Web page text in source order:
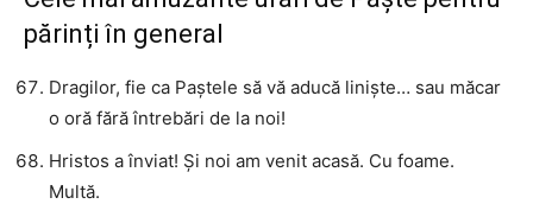
părinți în general
Dragilor, fie ca Paștele să vă aducă liniște… sau măcar
o oră fără întrebări de la noi!
Hristos a înviat! Și noi am venit acasă. Cu foame.
Multă.